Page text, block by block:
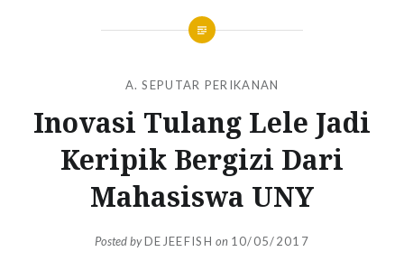
A. SEPUTAR PERIKANAN
Inovasi Tulang Lele Jadi
Keripik Bergizi Dari
Mahasiswa UNY
Posted byDEJEEFISH on 10/05/2017